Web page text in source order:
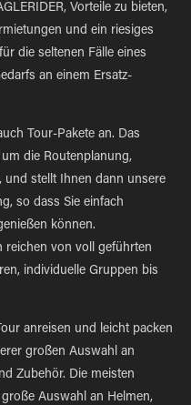
Vorteile zu bieten,
und ein riesiges
die seltenen Fälle eines
an einem Ersatz-
Tour-Pakete an. Das
die Routenplanung,
stellt Ihnen dann unsere
so dass Sie einfach
können.
reichen von voll geführten
individuelle Gruppen bis
anreisen und leicht packen
großen Auswahl an
Zubehör. Die meisten
Auswahl an Helmen,